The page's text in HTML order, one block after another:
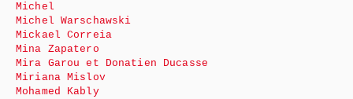
Michel
Michel Warschawski
Mickael Correia
Mina Zapatero
Mira Garou et Donatien Ducasse
Miriana Mislov
Mohamed Kably